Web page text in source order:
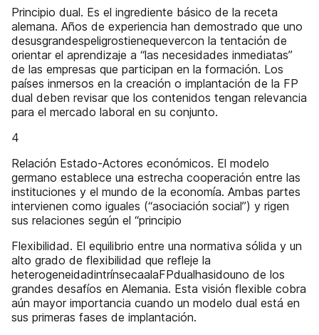
Principio dual. Es el ingrediente básico de la receta
alemana. Años de experiencia han demostrado que uno
desusgrandespeligrostienequevercon la tentación de
orientar el aprendizaje a “las necesidades inmediatas”
de las empresas que participan en la formación. Los
países inmersos en la creación o implantación de la FP
dual deben revisar que los contenidos tengan relevancia
para el mercado laboral en su conjunto.
4
Relación Estado-Actores económicos. El modelo
germano establece una estrecha cooperación entre las
instituciones y el mundo de la economía. Ambas partes
intervienen como iguales (“asociación social”) y rigen
sus relaciones según el “principio
Flexibilidad. El equilibrio entre una normativa sólida y un
alto grado de flexibilidad que refleje la
heterogeneidadintrínsecaalaFPdualhasidouno de los
grandes desafíos en Alemania. Esta visión flexible cobra
aún mayor importancia cuando un modelo dual está en
sus primeras fases de implantación.